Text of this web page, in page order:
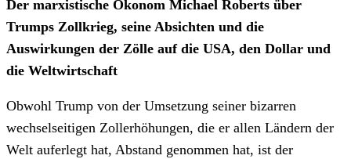
Der marxistische Ökonom Michael Roberts über
Trumps Zollkrieg, seine Absichten und die
Auswirkungen der Zölle auf die USA, den Dollar und
die Weltwirtschaft
Obwohl Trump von der Umsetzung seiner bizarren
wechselseitigen Zollerhöhungen, die er allen Ländern der
Welt auferlegt hat, Abstand genommen hat, ist der